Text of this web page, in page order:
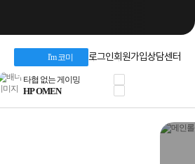
I'm 코미 로그인회원가입상담센터
혜택 PACK
Dell 구매 찬스
프로 에센셜
타협 없는 게이밍
HP OMEN
로지텍